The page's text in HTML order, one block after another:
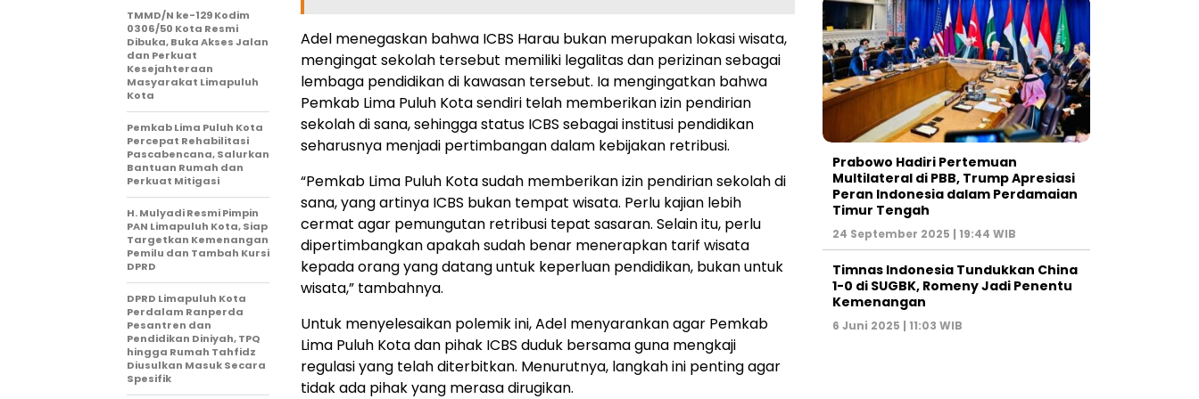
Adel menegaskan bahwa ICBS Harau bukan merupakan lokasi wisata,
mengingat sekolah tersebut memiliki legalitas dan perizinan sebagai
lembaga pendidikan di kawasan tersebut. Ia mengingatkan bahwa
Pemkab Lima Puluh Kota sendiri telah memberikan izin pendirian
sekolah di sana, sehingga status ICBS sebagai institusi pendidikan
seharusnya menjadi pertimbangan dalam kebijakan retribusi.
“Pemkab Lima Puluh Kota sudah memberikan izin pendirian sekolah di
sana, yang artinya ICBS bukan tempat wisata. Perlu kajian lebih
cermat agar pemungutan retribusi tepat sasaran. Selain itu, perlu
dipertimbangkan apakah sudah benar menerapkan tarif wisata
kepada orang yang datang untuk keperluan pendidikan, bukan untuk
wisata,” tambahnya.
Untuk menyelesaikan polemik ini, Adel menyarankan agar Pemkab
Lima Puluh Kota dan pihak ICBS duduk bersama guna mengkaji
regulasi yang telah diterbitkan. Menurutnya, langkah ini penting agar
tidak ada pihak yang merasa dirugikan.
TMMD/N ke-129 Kodim
0306/50 Kota Resmi
Dibuka, Buka Akses Jalan
dan Perkuat
Kesejahteraan
Masyarakat Limapuluh
Kota
Pemkab Lima Puluh Kota
Percepat Rehabilitasi
Pascabencana, Salurkan
Bantuan Rumah dan
Perkuat Mitigasi
H. Mulyadi Resmi Pimpin
PAN Limapuluh Kota, Siap
Targetkan Kemenangan
Pemilu dan Tambah Kursi
DPRD
DPRD Limapuluh Kota
Perdalam Ranperda
Pesantren dan
Pendidikan Diniyah, TPQ
hingga Rumah Tahfidz
Diusulkan Masuk Secara
Spesifik
Prabowo Hadiri Pertemuan
Multilateral di PBB, Trump Apresiasi
Peran Indonesia dalam Perdamaian
Timur Tengah
24 September 2025 | 19:44 WIB
Timnas Indonesia Tundukkan China
1-0 di SUGBK, Romeny Jadi Penentu
Kemenangan
6 Juni 2025 | 11:03 WIB